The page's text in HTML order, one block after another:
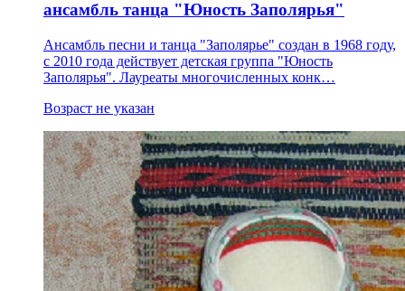
ансамбль танца "Юность Заполярья"
Ансамбль песни и танца "Заполярье" создан в 1968 году,
с 2010 года действует детская группа "Юность
Заполярья". Лауреаты многочисленных конк…
Возраст не указан